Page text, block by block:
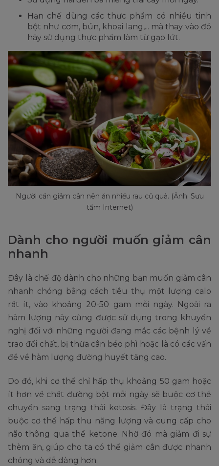
Hạn chế dùng các thực phẩm có nhiều tinh
bột như cơm, bún, khoai lang,... mà thay vào đó
hãy sử dụng thực phẩm làm từ gạo lứt.
Người cần giảm cân nên ăn nhiều rau củ quả. (Ảnh: Sưu
tầm Internet)
Dành cho người muốn giảm cân
nhanh
Đây là chế độ dành cho những bạn muốn giảm cân
nhanh chóng bằng cách tiêu thụ một lượng calo
rất ít, vào khoảng 20-50 gam mỗi ngày. Ngoài ra
hàm lượng này cũng được sử dụng trong khuyến
nghị đối với những người đang mắc các bệnh lý về
trao đổi chất, bị thừa cân béo phì hoặc là có các vấn
đề về hàm lượng đường huyết tăng cao.
Do đó, khi cơ thể chỉ hấp thụ khoảng 50 gam hoặc
ít hơn về chất đường bột mỗi ngày sẽ buộc cơ thể
chuyển sang trạng thái ketosis. Đây là trạng thái
buộc cơ thể hấp thu năng lượng và cung cấp cho
não thông qua thể ketone. Nhờ đó mà giảm đi sự
thèm ăn, giúp cho ta có thể giảm cân được nhanh
chóng và dễ dàng hơn.